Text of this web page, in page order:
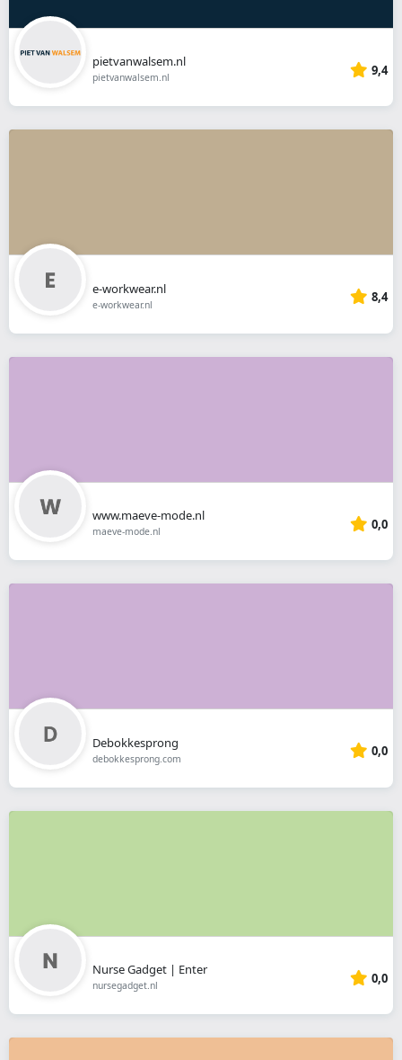
pietvanwalsem.nl
pietvanwalsem.nl 9,4
e-workwear.nl
e-workwear.nl 8,4
www.maeve-mode.nl
maeve-mode.nl 0,0
Debokkesprong
debokkesprong.com 0,0
Nurse Gadget | Enter
nursegadget.nl 0,0